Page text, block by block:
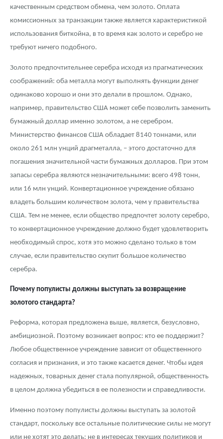
качественным средством обмена, чем золото. Оплата
комиссионных за транзакции также является характеристикой
использования биткойна, в то время как золото и серебро не
требуют ничего подобного.
Золото предпочтительнее серебра исходя из прагматических
соображений: оба металла могут выполнять функции денег
одинаково хорошо и они это делали в прошлом. Однако,
например, правительство США может себе позволить заменить
бумажный доллар именно золотом, а не серебром.
Министерство финансов США обладает 8140 тоннами, или
около 261 млн унций драгметалла, – этого достаточно для
погашения значительной части бумажных долларов. При этом
запасы серебра являются незначительными: всего 498 тонн,
или 16 млн унций. Конвертационное учреждение обязано
владеть большим количеством золота, чем у правительства
США. Тем не менее, если общество предпочтет золоту серебро,
то конвертационное учреждение должно будет удовлетворить
необходимый спрос, хотя это можно сделано только в том
случае, если правительство скупит большое количество
серебра.
Почему популисты должны выступать за возвращение
золотого стандарта?
Реформа, которая предложена выше, является, безусловно,
амбициозной. Поэтому возникает вопрос: кто ее поддержит?
Любое общественное учреждение зависит от общественного
согласия и признания, и это также касается денег. Чтобы идея
надежных, товарных денег стала популярной, общественность
в целом должна убедиться в ее полезности и справедливости.
Именно поэтому популисты должны выступать за золотой
стандарт, поскольку все остальные политические силы не могут
или не хотят это делать; не в интересах текущих политиков и